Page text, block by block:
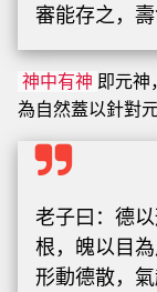
審能存之，壽
神中有神 即元神
為自然蓋以針對
老子曰：德
根，魄以目為
形動德散，